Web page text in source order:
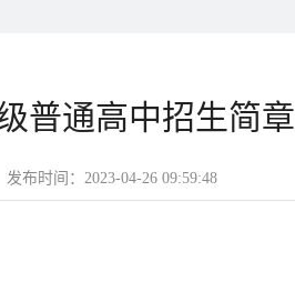
普通高中招生简章
发布时间：2023-04-26 09:59:48